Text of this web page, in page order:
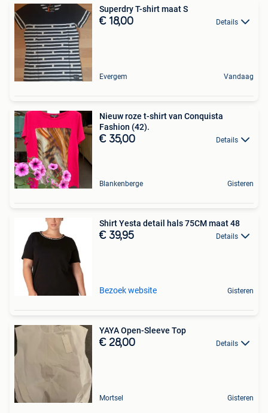
Superdry T-shirt maat S
€ 18,00 Details
Evergem Vandaag
Nieuw roze t-shirt van Conquista
Fashion (42).
€ 35,00 Details
Blankenberge Gisteren
Shirt Yesta detail hals 75CM maat 48
€ 39,95 Details
Bezoek website Gisteren
YAYA Open-Sleeve Top
€ 28,00 Details
Mortsel Gisteren